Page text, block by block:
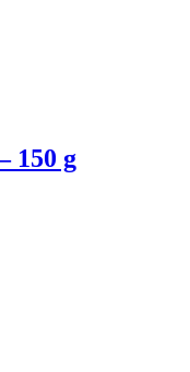
150 g